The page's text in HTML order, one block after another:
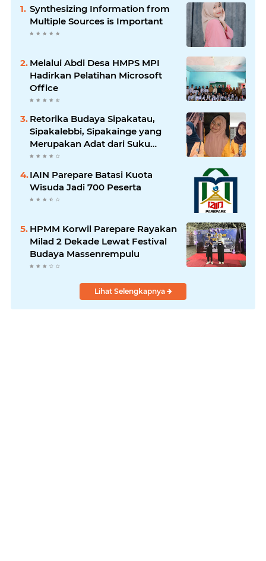
Synthesizing Information from
Multiple Sources is Important
Melalui Abdi Desa HMPS MPI
Hadirkan Pelatihan Microsoft
Office
Retorika Budaya Sipakatau,
Sipakalebbi, Sipakainge yang
Merupakan Adat dari Suku
Bugis
IAIN Parepare Batasi Kuota
Wisuda Jadi 700 Peserta
HPMM Korwil Parepare Rayakan
Milad 2 Dekade Lewat Festival
Budaya Massenrempulu
Lihat Selengkapnya